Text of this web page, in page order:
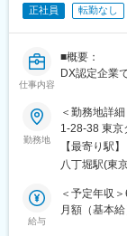
■配属組織
プを進めてい
◆環境
フロントエ
フレームワ
インフラ：
DB：Google
その他：
正社員 転勤なし
仕事内容
■概要：
DX認定企業
ステムの要
心に、クラ
ど、社会イ
ンです。
■職務内容：
設計以降は
計、QCD管
勤務地
＜勤務地詳
1-28-38 東京
トロ日比谷
煙変更の範囲
【最寄り駅】
八丁堀駅(東
給与
＜予定年収
月額（基本